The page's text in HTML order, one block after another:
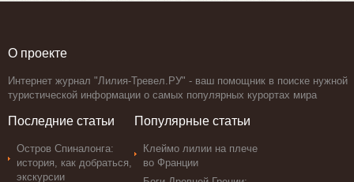
О проекте
Интернет журнал "Лилия-Тревел.РУ" - ваш помощник в поиске нужной
туристической информации о самых популярных курортах мира
Последние статьи
Остров Спиналонга:
история, как добраться,
экскурсии
Популярные статьи
Клеймо лилии на плече
во Франции